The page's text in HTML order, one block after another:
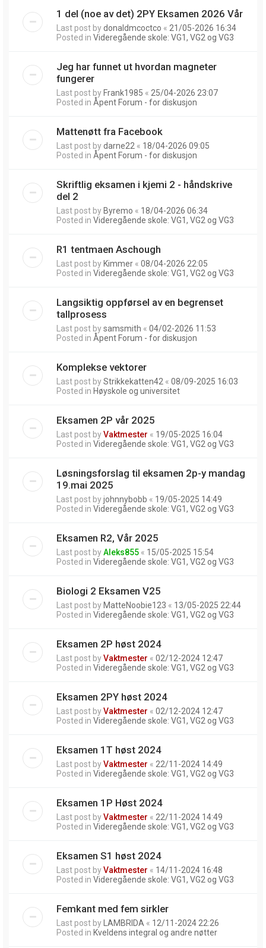
1 del (noe av det) 2PY Eksamen 2026 Vår
Last post bydonaldmcoctco « 21/05-2026 16:34
Posted in Videregående skole: VG1, VG2 og VG3
Jeg har funnet ut hvordan magneter
fungerer
Last post by Frank1985 « 25/04-2026 23:07
Posted in Åpent Forum - for diskusjon
Mattenøtt fra Facebook
Last post bydarne22 « 18/04-2026 09:05
Posted in Åpent Forum - for diskusjon
Skriftlig eksamen i kjemi 2 - håndskrive
del 2
Last post by Byremo « 18/04-2026 06:34
Posted in Videregående skole: VG1, VG2 og VG3
R1 tentmaen Aschough
Last post by Kimmer « 08/04-2026 22:05
Posted in Videregående skole: VG1, VG2 og VG3
Langsiktig oppførsel av en begrenset
tallprosess
Last post bysamsmith « 04/02-2026 11:53
Posted in Åpent Forum - for diskusjon
Komplekse vektorer
Last post byStrikkekatten42 « 08/09-2025 16:03
Posted in Høyskole og universitet
Eksamen 2P vår 2025
Last post byVaktmester « 19/05-2025 16:04
Posted in Videregående skole: VG1, VG2 og VG3
Løsningsforslag til eksamen 2p-y mandag
19.mai 2025
Last post byjohnnybobb « 19/05-2025 14:49
Posted in Videregående skole: VG1, VG2 og VG3
Eksamen R2, Vår 2025
Last post byAleks855 « 15/05-2025 15:54
Posted in Videregående skole: VG1, VG2 og VG3
Biologi 2 Eksamen V25
Last post by MatteNoobie123 « 13/05-2025 22:44
Posted in Videregående skole: VG1, VG2 og VG3
Eksamen 2P høst 2024
Last post byVaktmester « 02/12-2024 12:47
Posted in Videregående skole: VG1, VG2 og VG3
Eksamen 2PY høst 2024
Last post byVaktmester « 02/12-2024 12:47
Posted in Videregående skole: VG1, VG2 og VG3
Eksamen 1T høst 2024
Last post byVaktmester « 22/11-2024 14:49
Posted in Videregående skole: VG1, VG2 og VG3
Eksamen 1P Høst 2024
Last post byVaktmester « 22/11-2024 14:49
Posted in Videregående skole: VG1, VG2 og VG3
Eksamen S1 høst 2024
Last post byVaktmester « 14/11-2024 16:48
Posted in Videregående skole: VG1, VG2 og VG3
Femkant med fem sirkler
Last post by LAMBRIDA « 12/11-2024 22:26
Posted in Kveldens integral og andre nøtter